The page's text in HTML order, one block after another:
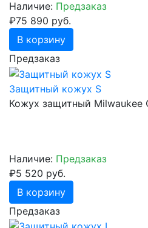
Наличие: Предзаказ
₽75 890 руб.
В корзину
Предзаказ
Защитный кожух S
Кожух защитный Milwaukee
Наличие: Предзаказ
₽5 520 руб.
В корзину
Предзаказ